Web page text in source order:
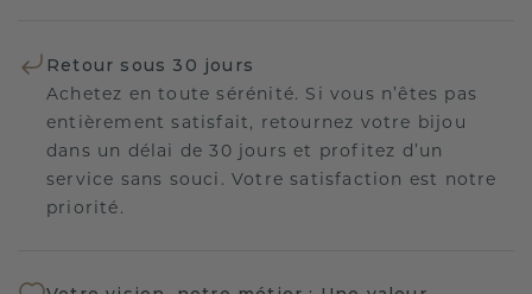
Retour sous 30 jours
Achetez en toute sérénité. Si vous n’êtes pas
entièrement satisfait, retournez votre bijou
dans un délai de 30 jours et profitez d’un
service sans souci. Votre satisfaction est notre
priorité.